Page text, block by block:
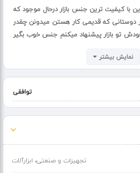
با کیفیت ترین جنس بازار درحال موجود که
دوستانی که قدیمی کار هستن میدونن چقدر
تو بازار پیشنهاد میکنم جنس خوب بگیر
برای شما که بهترینی...
نمایش بیشتر
توافقی
تجهیزات و صنعتی، ابزارآلات